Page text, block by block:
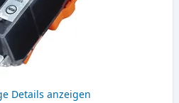
Details anzeigen